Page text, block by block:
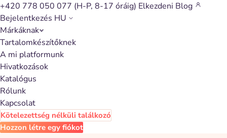
+420 778 050 077 (H-P, 8-17 óráig) Elkezdeni Blog
Bejelentkezés HU
Márkáknak
Tartalomkészítőknek
A mi platformunk
Hivatkozások
Katalógus
Rólunk
Kapcsolat
Kötelezettség nélküli találkozó
Hozzon létre egy fiókot
Vissza a cikkekhez
A pay-per-click az affiliate
marketingben működik:
Hogyan néz ki a Biano
programja egy évvel a
beindítás után?